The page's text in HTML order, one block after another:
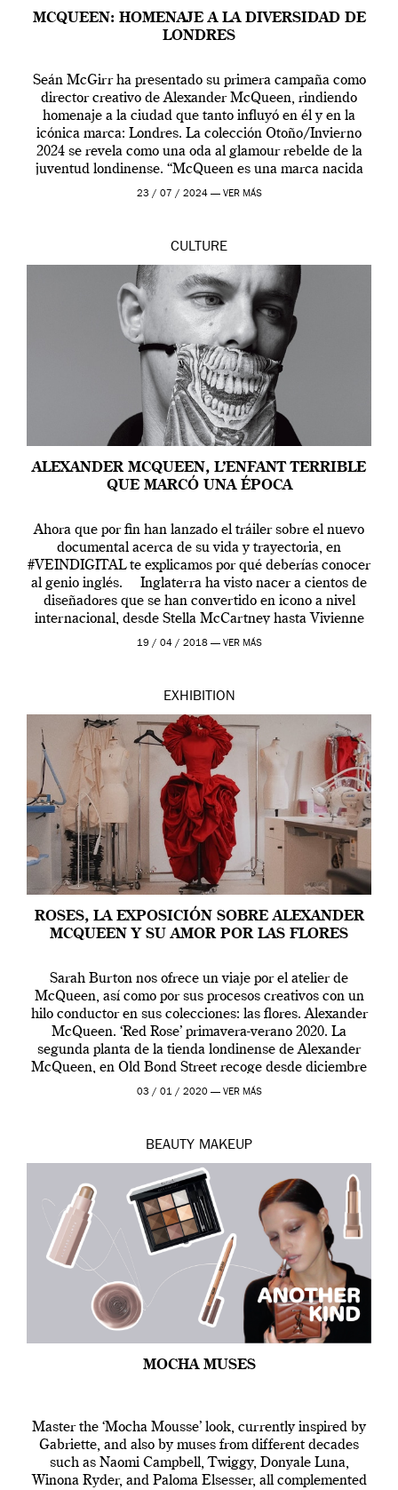
MCQUEEN: HOMENAJE A LA DIVERSIDAD DE
LONDRES
Seán McGirr ha presentado su primera campaña como
director creativo de Alexander McQueen, rindiendo
homenaje a la ciudad que tanto influyó en él y en la
icónica marca: Londres. La colección Otoño/Invierno
2024 se revela como una oda al glamour rebelde de la
juventud londinense. “McQueen es una marca nacida
en Londres y siempre ha […]
23 / 07 / 2024 — VER MÁS
CULTURE
ALEXANDER MCQUEEN, L’ENFANT TERRIBLE
QUE MARCÓ UNA ÉPOCA
Ahora que por fin han lanzado el tráiler sobre el nuevo
documental acerca de su vida y trayectoria, en
#VEINDIGITAL te explicamos por qué deberías conocer
al genio inglés. Inglaterra ha visto nacer a cientos de
diseñadores que se han convertido en icono a nivel
internacional, desde Stella McCartney hasta Vivienne
Westwood pasando […]
19 / 04 / 2018 — VER MÁS
EXHIBITION
ROSES, LA EXPOSICIÓN SOBRE ALEXANDER
MCQUEEN Y SU AMOR POR LAS FLORES
Sarah Burton nos ofrece un viaje por el atelier de
McQueen, así como por sus procesos creativos con un
hilo conductor en sus colecciones: las flores. Alexander
McQueen. ‘Red Rose’ primavera-verano 2020. La
segunda planta de la tienda londinense de Alexander
McQueen, en Old Bond Street recoge desde diciembre
de 2019 hasta final de abril […]
03 / 01 / 2020 — VER MÁS
BEAUTY MAKEUP
MOCHA MUSES
Master the ‘Mocha Mousse’ look, currently inspired by
Gabriette, and also by muses from different decades
such as Naomi Campbell, Twiggy, Donyale Luna,
Winona Ryder, and Paloma Elsesser, all complemented